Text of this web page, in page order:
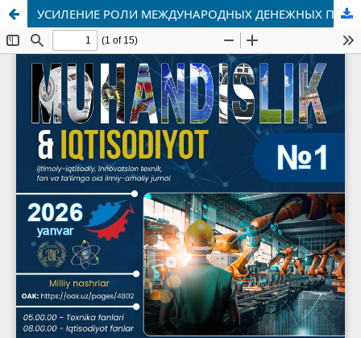
УСИЛЕНИЕ РОЛИ МЕЖДУНАРОДНЫХ ДЕНЕЖНЫХ ПЕРЕВОДОВ В ДОСТИЖЕНИИ УСТОЙЧИВОГО ЭКОНОМИЧЕСКОГО РОСТА В УЗБЕКИСТАНЕ